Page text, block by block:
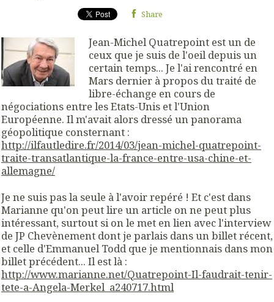
Share
Jean-Michel Quatrepoint est un de
ceux que je suis de l'oeil depuis un
certain temps... Je l'ai rencontré en
Mars dernier à propos du traité de
libre-échange en cours de
négociations entre les Etats-Unis et l'Union
Européenne. Il m'avait alors dressé un panorama
géopolitique consternant :
http://ilfautledire.fr/2014/03/jean-michel-quatrepoint-
traite-transatlantique-la-france-entre-usa-chine-et-
allemagne/
Je ne suis pas la seule à l'avoir repéré ! Et c'est dans
Marianne qu'on peut lire un article on ne peut plus
intéressant, surtout si on le met en lien avec l'interview
de JP Chevènement dont je parlais dans un billet récent,
et celle d'Emmanuel Todd que je mentionnais dans mon
billet précédent... Il est là :
http://www.marianne.net/Quatrepoint-Il-faudrait-tenir-
tete-a-Angela-Merkel_a240717.html